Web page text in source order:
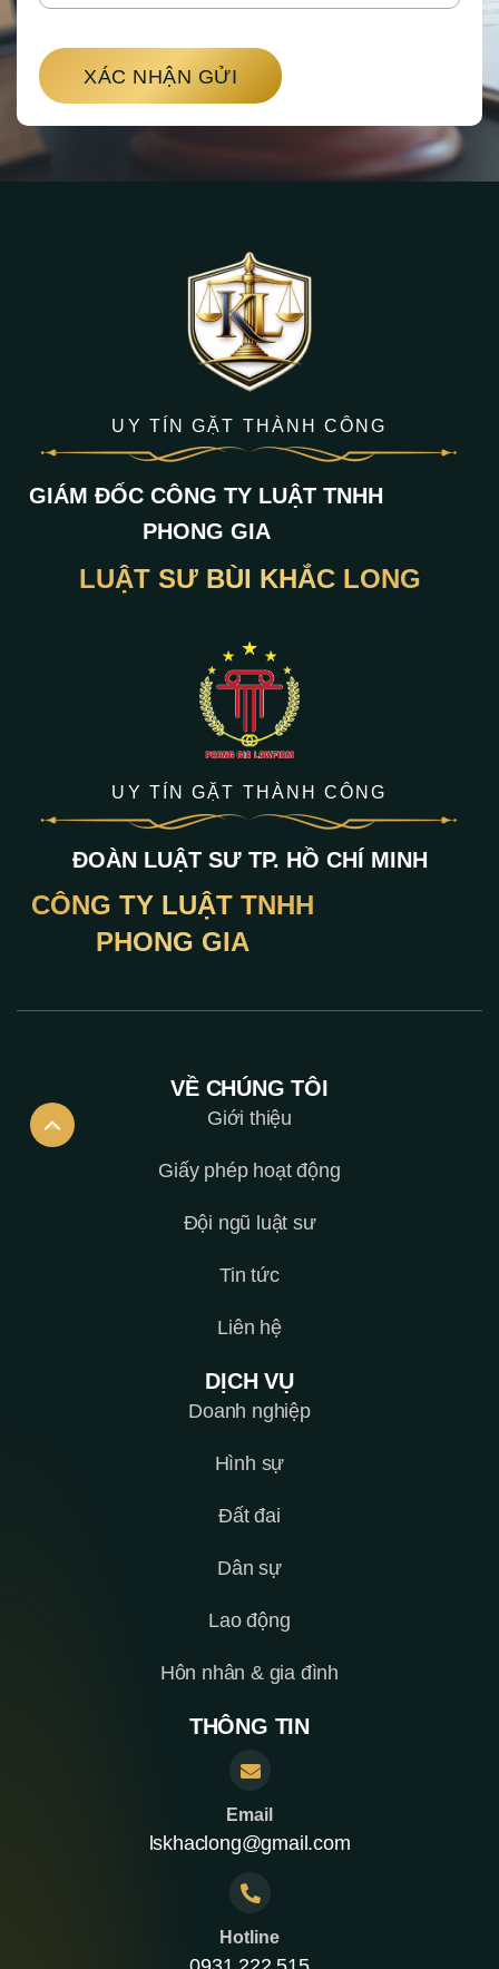
XÁC NHẬN GỬI
UY TÍN GẶT THÀNH CÔNG
GIÁM ĐỐC CÔNG TY LUẬT TNHH
PHONG GIA
LUẬT SƯ BÙI KHẮC LONG
UY TÍN GẶT THÀNH CÔNG
ĐOÀN LUẬT SƯ TP. HỒ CHÍ MINH
CÔNG TY LUẬT TNHH
PHONG GIA
VỀ CHÚNG TÔI
Giới thiệu
Giấy phép hoạt động
Đội ngũ luật sư
Tin tức
Liên hệ
DỊCH VỤ
Doanh nghiệp
Hình sự
Đất đai
Dân sự
Lao động
Hôn nhân & gia đình
THÔNG TIN
Email
lskhaclong@gmail.com
Hotline